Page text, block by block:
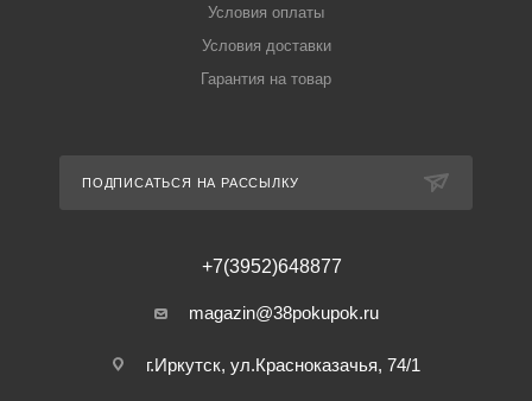
Условия оплаты
Условия доставки
Гарантия на товар
ПОДПИСАТЬСЯ НА РАССЫЛКУ
+7(3952)648877
magazin@38pokupok.ru
г.Иркутск, ул.Красноказачья, 74/1